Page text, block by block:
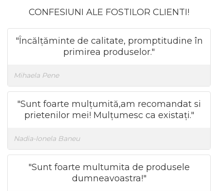
CONFESIUNI ALE FOSTILOR CLIENTI!
"Încălțăminte de calitate, promptitudine în
primirea produselor."
Mihaela Pene
"Sunt foarte mulțumită,am recomandat si
prietenilor mei! Mulțumesc ca existați."
Nadia-Ionela Baneu
"Sunt foarte multumita de produsele
dumneavoastra!"